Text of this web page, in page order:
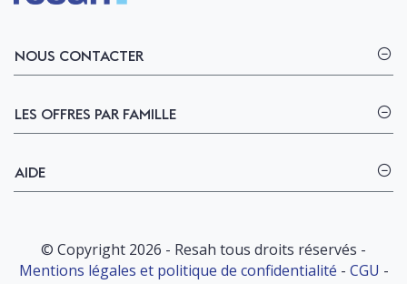
NOUS CONTACTER
LES OFFRES PAR FAMILLE
AIDE
© Copyright 2026 - Resah tous droits réservés -
Mentions légales et politique de confidentialité - CGU -